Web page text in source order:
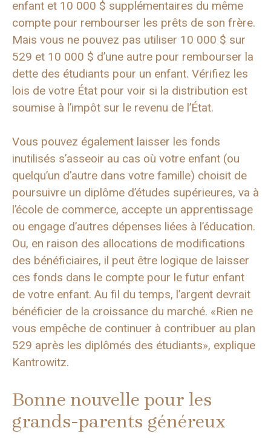
enfant et 10 000 $ supplémentaires du même
compte pour rembourser les prêts de son frère.
Mais vous ne pouvez pas utiliser 10 000 $ sur
529 et 10 000 $ d’une autre pour rembourser la
dette des étudiants pour un enfant. Vérifiez les
lois de votre État pour voir si la distribution est
soumise à l’impôt sur le revenu de l’État.
Vous pouvez également laisser les fonds
inutilisés s’asseoir au cas où votre enfant (ou
quelqu’un d’autre dans votre famille) choisit de
poursuivre un diplôme d’études supérieures, va à
l’école de commerce, accepte un apprentissage
ou engage d’autres dépenses liées à l’éducation.
Ou, en raison des allocations de modifications
des bénéficiaires, il peut être logique de laisser
ces fonds dans le compte pour le futur enfant
de votre enfant. Au fil du temps, l’argent devrait
bénéficier de la croissance du marché. «Rien ne
vous empêche de continuer à contribuer au plan
529 après les diplômés des étudiants», explique
Kantrowitz.
Bonne nouvelle pour les
grands-parents généreux